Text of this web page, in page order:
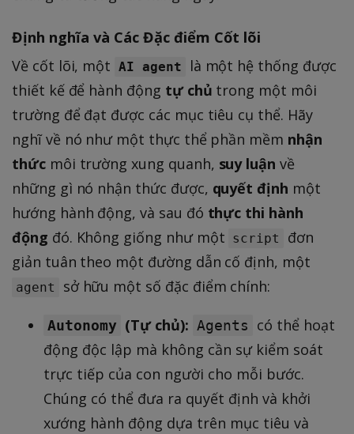
Định nghĩa và Các Đặc điểm Cốt lõi
Về cốt lõi, một AI agent
là một hệ thống được
thiết kế để hành động tự chủ trong một môi
trường để đạt được các mục tiêu cụ thể. Hãy
nghĩ về nó như một thực thể phần mềm nhận
thứcmôi trường xung quanh, suy luận về
những gì nó nhận thức được, quyết định một
hướng hành động, và sau đó thực thi hành
động đó. Không giống như một script
đơn
giản tuân theo một đường dẫn cố định, một
agent sở hữu một số đặc điểm chính:
Autonomy (Tự chủ): Agents
có thể hoạt
động độc lập mà không cần sự kiểm soát
trực tiếp của con người cho mỗi bước.
Chúng có thể đưa ra quyết định và khởi
xướng hành động dựa trên mục tiêu và